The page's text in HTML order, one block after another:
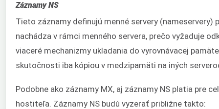
Záznamy NS
Tieto záznamy definujú menné servery (nameservery)
nachádza v rámci menného servera, prečo vyžaduje
viaceré mechanizmy ukladania do vyrovnávacej
skutočnosti iba kópiou v medzipamäti na iných
Podobne ako záznamy MX, aj záznamy NS platia pre
hostiteľa. Záznamy NS budú vyzerať približne takto: